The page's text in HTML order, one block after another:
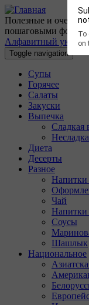
To
on
Перейти к
Полезные и очень
пошаговыми
Алфавитный
Toggle navigation
Супы
Горячее
Салаты
Закуски
Выпечка
Сладкая
Диета
Десерты
Разное
Напитки
Чай
Напитки
Соусы
Шашлык
Национальное